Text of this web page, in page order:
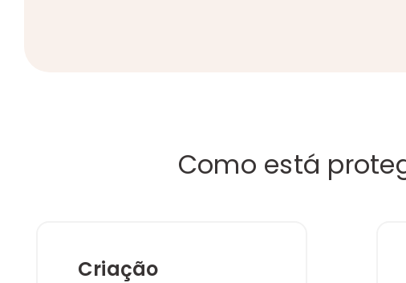
Como está
Criação